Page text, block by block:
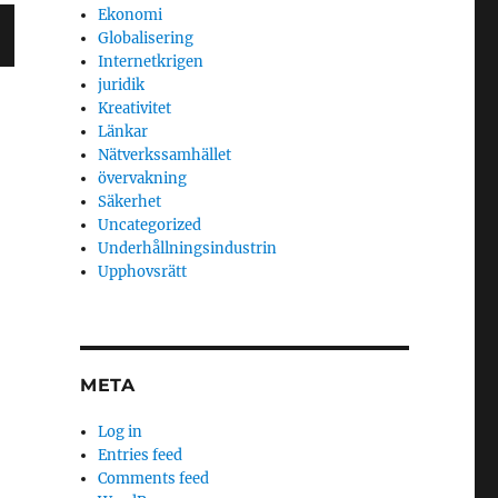
Ekonomi
Globalisering
Internetkrigen
juridik
Kreativitet
Länkar
Nätverkssamhället
övervakning
Säkerhet
Uncategorized
Underhållningsindustrin
Upphovsrätt
META
Log in
Entries feed
Comments feed